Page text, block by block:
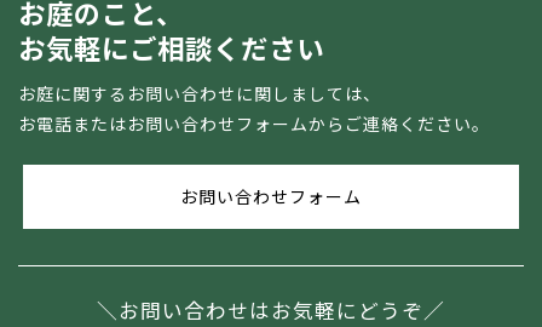
お庭のこと、
お気軽にご相談ください
お庭に関するお問い合わせに関しましては、
お電話またはお問い合わせフォームからご連絡ください。
お問い合わせフォーム
お問い合わせはお気軽にどうぞ